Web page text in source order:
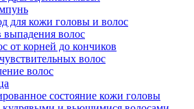
для кожи головы и волос
выпадения волос
от корней до кончиков
волос
волос
состояние кожи головы